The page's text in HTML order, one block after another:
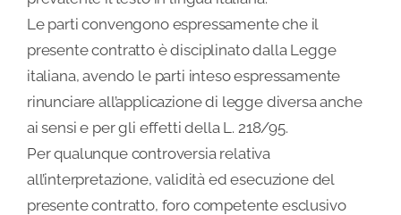
Le parti convengono espressamente che il
presente contratto è disciplinato dalla Legge
italiana, avendo le parti inteso espressamente
rinunciare all’applicazione di legge diversa anche
ai sensi e per gli effetti della L. 218/95.
Per qualunque controversia relativa
all’interpretazione, validità ed esecuzione del
presente contratto, foro competente esclusivo